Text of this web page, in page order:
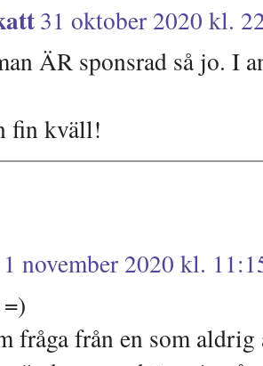
31 oktober 2020 kl.
ÄR sponsrad så jo. I
fin kväll!
1 november 2020 kl.
fråga från en som